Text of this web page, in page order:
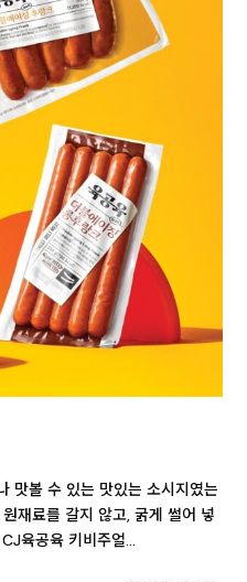
맛볼 수 있는 맛있는 소시지였는
재료를 갈지 않고, 굵게 썰어 넣
CJ육공육 키비주얼…